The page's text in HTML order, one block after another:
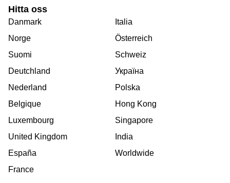
Hitta oss
Danmark
Norge
Suomi
Deutchland
Nederland
Belgique
Luxembourg
United Kingdom
España
France
Italia
Österreich
Schweiz
Україна
Polska
Hong Kong
Singapore
India
Worldwide